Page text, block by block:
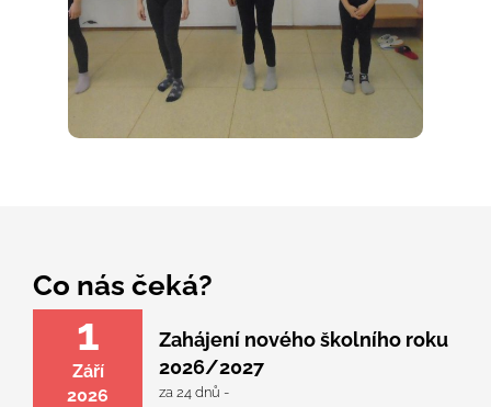
Co nás čeká?
1
Září
2026
Zahájení nového školního roku
2026/2027
za 24 dnů -